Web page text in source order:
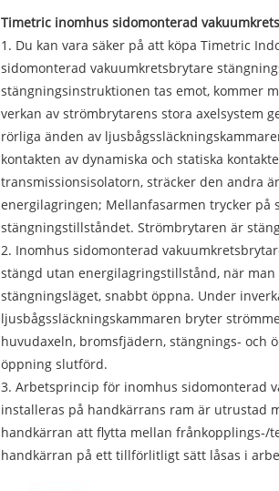
Timetric inomhus sidomonterad
1. Du kan vara säker på att köpa Timetric
sidomonterad vakuumkretsbrytare
stängningsinstruktionen tas emot, kommer
verkan av strömbrytarens stora axelsystem
rörliga änden av
kontakten av dynamiska och statiska
transmissionsisolatorn, sträcker den andra
energilagringen; Mellanfasarmen trycker
stängningstillståndet. Strömbrytaren är
2. Inomhus sidomonterad
stängd utan energilagringstillstånd, när
stängningsläget, snabbt öppna. Under
ljusbågssläckningskammaren bryter
huvudaxeln, bromsfjädern, stängnings- och
öppning slutförd.
3. Arbetsprincip för inomhus sidomonterad
installeras på handkärrans ram är utrustad
handkärran att flytta mellan frånkopplings-/
handkärran på ett tillförlitligt sätt låsas i